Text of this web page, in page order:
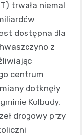
trwała niemal
dostępna dla
z
centrum
dotknęły
Kolbudy,
drogowy przy